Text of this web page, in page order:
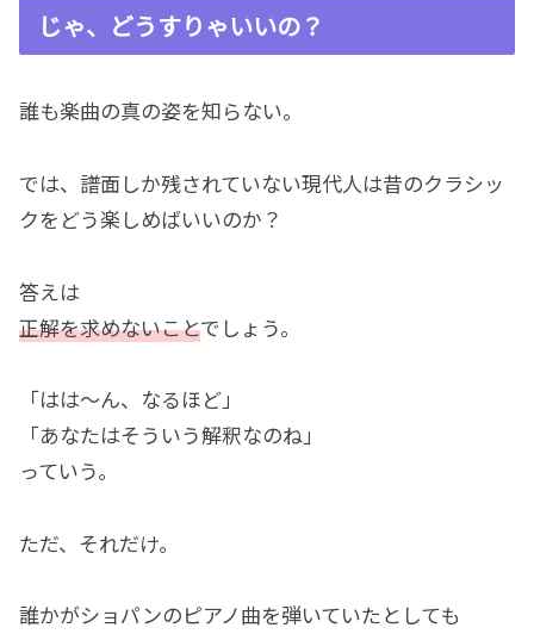
じゃ、どうすりゃいいの？
誰も楽曲の真の姿を知らない。
では、譜面しか残されていない現代人は昔のクラシッ
クをどう楽しめばいいのか？
答えは
正解を求めないことでしょう。
「はは〜ん、なるほど」
「あなたはそういう解釈なのね」
っていう。
ただ、それだけ。
誰かがショパンのピアノ曲を弾いていたとしても